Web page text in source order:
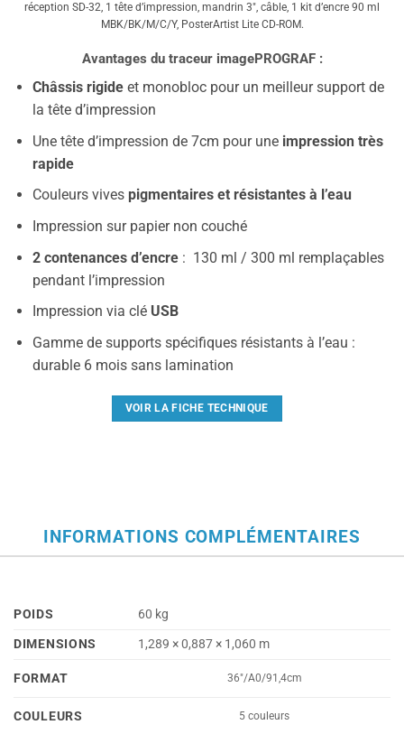
réception SD-32, 1 tête d’impression, mandrin 3″, câble, 1 kit d’encre 90 ml
MBK/BK/M/C/Y, PosterArtist Lite CD-ROM.
Avantages du traceur imagePROGRAF :
Châssis rigideet monobloc pour un meilleur support de
la tête d’impression
Une tête d’impression de 7cm pour uneimpression très
rapide
Couleurs vives pigmentaires et résistantes à l’eau
Impression sur papier non couché
2 contenances d’encre: 130 ml / 300 ml remplaçables
pendant l’impression
Impression via clé USB
Gamme de supports spécifiques résistants à l’eau :
durable 6 mois sans lamination
VOIR LA FICHE TECHNIQUE
INFORMATIONS COMPLÉMENTAIRES
POIDS
60 kg
DIMENSIONS
1,289 × 0,887 × 1,060 m
FORMAT 36"/A0/91,4cm
COULEURS 5 couleurs